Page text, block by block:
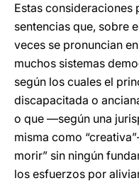
Estas consideraciones
sentencias que, sobre
veces se pronuncian
muchos sistemas
según los cuales el
discapacitada o
o que ―según una
misma como
morir” sin ningún
los esfuerzos por